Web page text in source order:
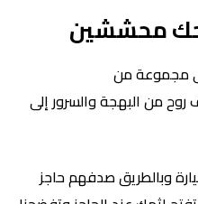
محششين
مجموعة من
من البهجة والسرور إلى
وبالطريق صدفهم حاجز